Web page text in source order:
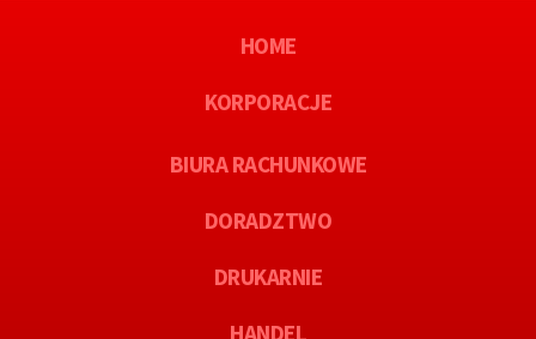
HOME
KORPORACJE
BIURA RACHUNKOWE
DORADZTWO
DRUKARNIE
HANDEL